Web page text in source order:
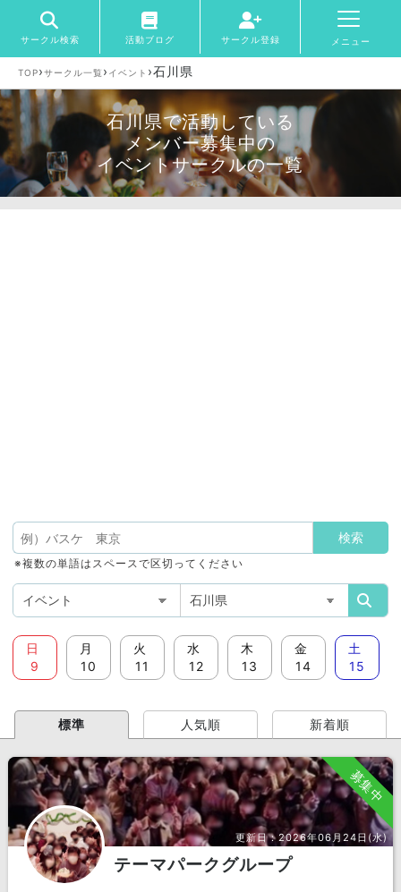
サークル検索 活動ブログ サークル登録 メニュー
TOP›サークル一覧 › イベント ›石川県
石川県で活動している
メンバー募集中の
イベントサークルの一覧
※複数の単語はスペースで区切ってください
日
9
月
10
火
11
水
12
木
13
金
14
土
15
標準 人気順 新着順
募集中
更新日：2026年06月24日(水)
テーマパークグループ